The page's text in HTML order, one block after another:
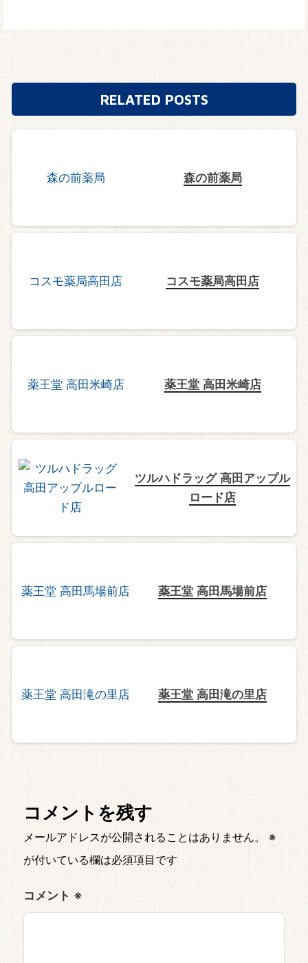
RELATED POSTS
森の前薬局
コスモ薬局高田店
薬王堂 高田米崎店
ツルハドラッグ 高田アップル
ロード店
薬王堂 高田馬場前店
薬王堂 高田滝の里店
コメントを残す
メールアドレスが公開されることはありません。
※
が付いている欄は必須項目です
コメント ※